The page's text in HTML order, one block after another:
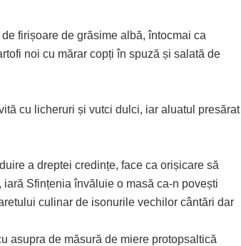
firișoare de grăsime albă, întocmai ca
noi cu mărar copți în spuză și salată de
cu licheruri și vutci dulci, iar aluatul presărat
a dreptei credințe, face ca orișicare să
Sfințenia învăluie o masă ca-n povești
culinar de isonurile vechilor cântări dar
asupra de măsură de miere protopsaltică